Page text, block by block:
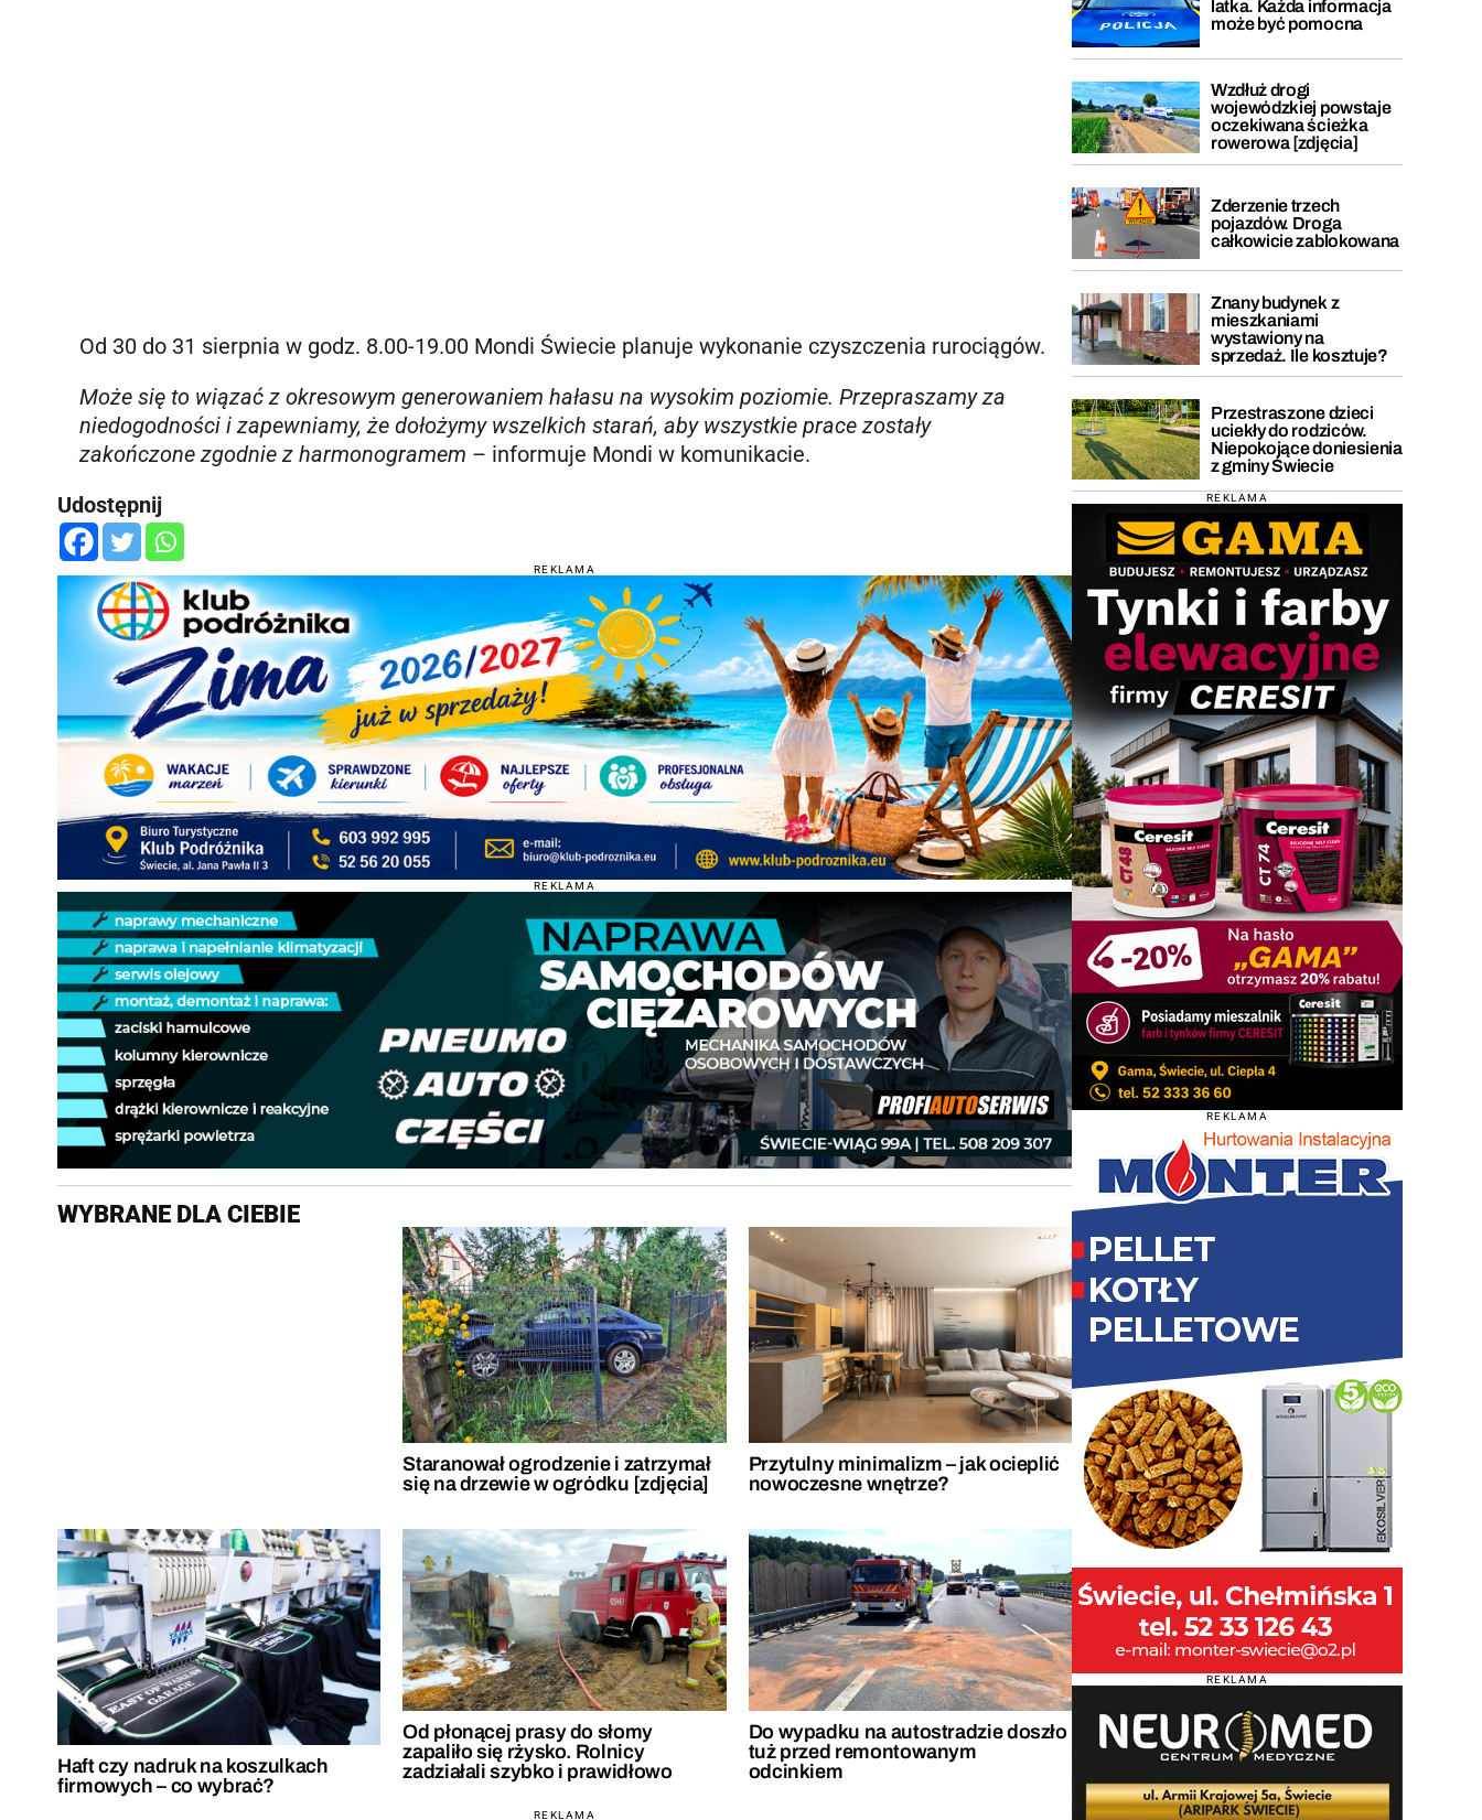
Od 30 do 31 sierpnia w godz. 8.00-19.00 Mondi Świecie planuje wykonanie czyszczenia rurociągów.
Może się to wiązać z okresowym generowaniem hałasu na wysokim poziomie. Przepraszamy za
niedogodności i zapewniamy, że dołożymy wszelkich starań, aby wszystkie prace zostały
zakończone zgodnie z harmonogramem – informuje Mondi w komunikacie.
Udostępnij
REKLAMA
REKLAMA
WYBRANE DLA CIEBIE
Staranował ogrodzenie i zatrzymał
się na drzewie w ogródku [zdjęcia]
Przytulny minimalizm – jak ocieplić
nowoczesne wnętrze?
Haft czy nadruk na koszulkach
firmowych – co wybrać?
Od płonącej prasy do słomy
zapaliło się rżysko. Rolnicy
zadziałali szybko i prawidłowo
Do wypadku na autostradzie doszło
tuż przed remontowanym
odcinkiem
REKLAMA
latka. Każda informacja
może być pomocna
Wzdłuż drogi
wojewódzkiej powstaje
oczekiwana ścieżka
rowerowa [zdjęcia]
Zderzenie trzech
pojazdów. Droga
całkowicie zablokowana
Znany budynek z
mieszkaniami
wystawiony na
sprzedaż. Ile kosztuje?
Przestraszone dzieci
uciekły do rodziców.
Niepokojące doniesienia
z gminy Świecie
REKLAMA
REKLAMA
REKLAMA